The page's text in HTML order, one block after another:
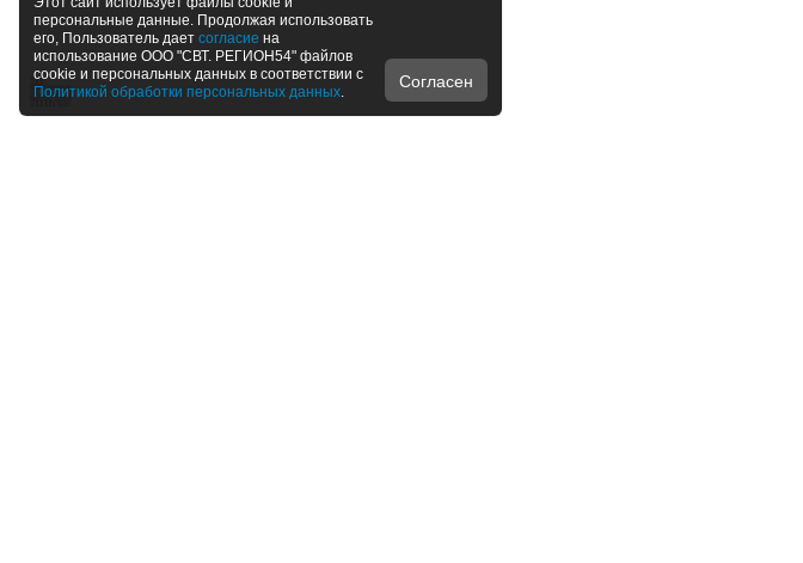
персональные данные. Продолжая использовать
его, Пользователь дает согласие на
использование ООО "СВТ. РЕГИОН54" файлов
cookie и персональных данных в соответствии с
Политикой обработки персональных данных. Согласен